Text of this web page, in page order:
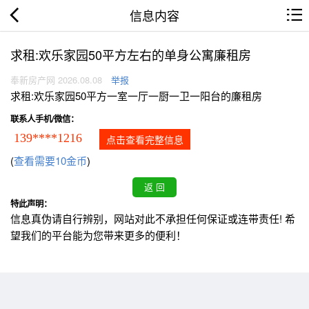
信息内容
求租:欢乐家园50平方左右的单身公寓廉租房
奉新房产网 2026.08.08 举报
求租:欢乐家园50平方一室一厅一厨一卫一阳台的廉租房
联系人手机/微信：
139****1216 点击查看完整信息
(查看需要10金币)
特此声明：
信息真伪请自行辨别，网站对此不承担任何保证或连带责任! 希
望我们的平台能为您带来更多的便利！